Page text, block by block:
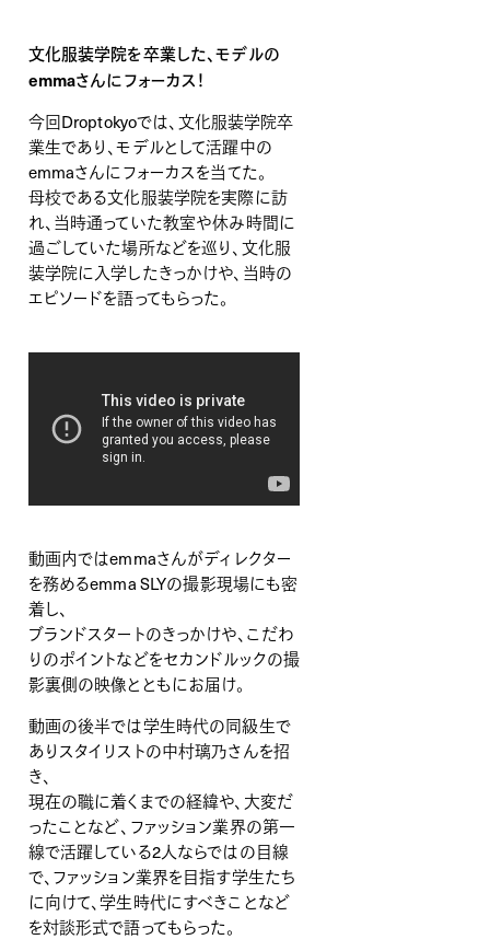
文化服装学院を卒業した、モデルの
emmaさんにフォーカス！
今回Droptokyoでは、文化服装学院卒
業生であり、モデルとして活躍中の
emmaさんにフォーカスを当てた。
母校である文化服装学院を実際に訪
れ、当時通っていた教室や休み時間に
過ごしていた場所などを巡り、文化服
装学院に入学したきっかけや、当時の
エピソードを語ってもらった。
動画内ではemmaさんがディレクター
を務めるemma SLYの撮影現場にも密
着し、
ブランドスタートのきっかけや、こだわ
りのポイントなどをセカンドルックの撮
影裏側の映像とともにお届け。
動画の後半では学生時代の同級生で
ありスタイリストの中村璃乃さんを招
き、
現在の職に着くまでの経緯や、大変だ
ったことなど、ファッション業界の第一
線で活躍している2人ならではの目線
で、ファッション業界を目指す学生たち
に向けて、学生時代にすべきことなど
を対談形式で語ってもらった。